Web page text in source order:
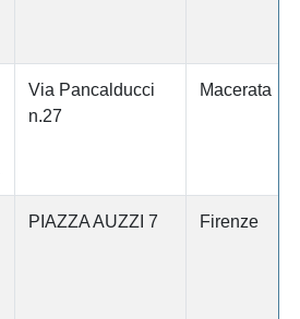
Via Pancalducci
n.27
Macerata
PIAZZA AUZZI 7 Firenze